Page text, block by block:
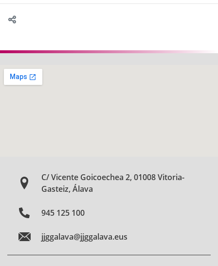
C/ Vicente Goicoechea 2, 01008 Vitoria-
Gasteiz, Álava
945 125 100
jjggalava@jjggalava.eus